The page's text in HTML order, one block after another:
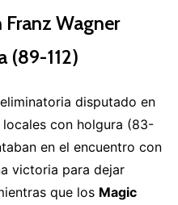
Wagner
(89-112)
disputado en
con holgura (83-
en el encuentro con
victoria para dejar
que los Magic